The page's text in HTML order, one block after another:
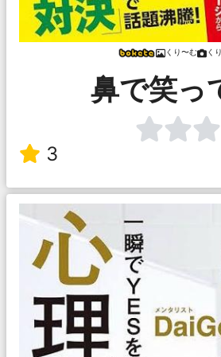
くり〜む く
鼻で笑っ
3